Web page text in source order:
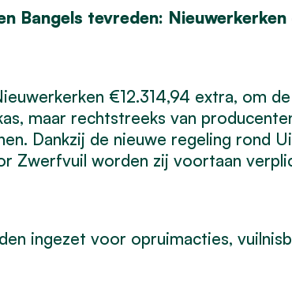
Bangels tevreden:
€12.314,94 extra, om
maar rechtstreeks van
Dankzij de nieuwe regeling rond
Zwerfvuil worden zij voortaan
ingezet voor opruimacties,